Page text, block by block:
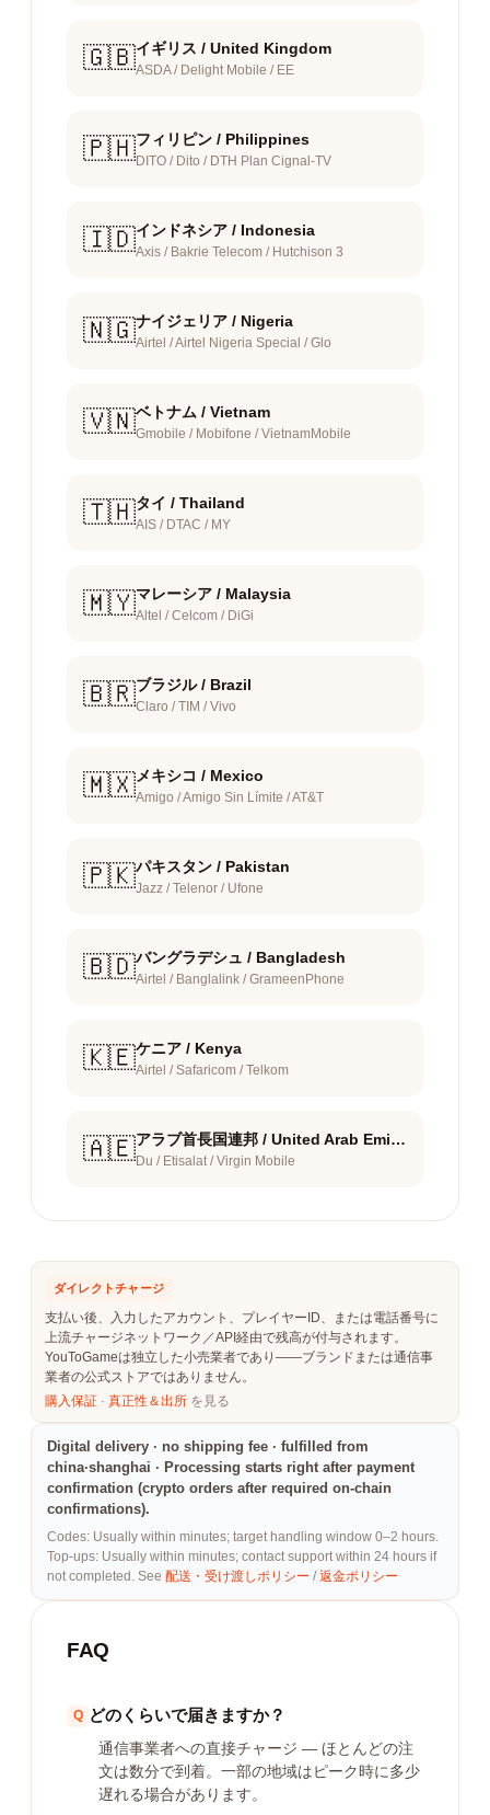
🇬🇧イギリス / United Kingdom
ASDA / Delight Mobile / EE
🇵🇭フィリピン / Philippines
DITO / Dito / DTH Plan Cignal-TV
🇮🇩インドネシア / Indonesia
Axis / Bakrie Telecom / Hutchison 3
🇳🇬ナイジェリア / Nigeria
Airtel / Airtel Nigeria Special / Glo
🇻🇳ベトナム / Vietnam
Gmobile / Mobifone / VietnamMobile
🇹🇭タイ / Thailand
AIS / DTAC / MY
🇲🇾マレーシア / Malaysia
Altel / Celcom / DiGi
🇧🇷ブラジル / Brazil
Claro / TIM / Vivo
🇲🇽メキシコ / Mexico
Amigo / Amigo Sin Límite / AT&T
🇵🇰パキスタン / Pakistan
Jazz / Telenor / Ufone
🇧🇩バングラデシュ / Bangladesh
Airtel / Banglalink / GrameenPhone
🇰🇪ケニア / Kenya
Airtel / Safaricom / Telkom
🇦🇪 アラブ首長国連邦 / United Arab Emirates
Du / Etisalat / Virgin Mobile
ダイレクトチャージ
支払い後、入力したアカウント、プレイヤーID、または電話番号に
上流チャージネットワーク／API経由で残高が付与されます。
YouToGameは独立した小売業者であり——ブランドまたは通信事
業者の公式ストアではありません。
購入保証 · 真正性＆出所 を見る
Digital delivery · no shipping fee · fulfilled from
china·shanghai · Processing starts right after payment
confirmation (crypto orders after required on-chain
confirmations).
Codes: Usually within minutes; target handling window 0–2 hours.
Top-ups: Usually within minutes; contact support within 24 hours if
not completed. See 配送・受け渡しポリシー /返金ポリシー
FAQ
どのくらいで届きますか？
通信事業者への直接チャージ — ほとんどの注
文は数分で到着。一部の地域はピーク時に多少
遅れる場合があります。